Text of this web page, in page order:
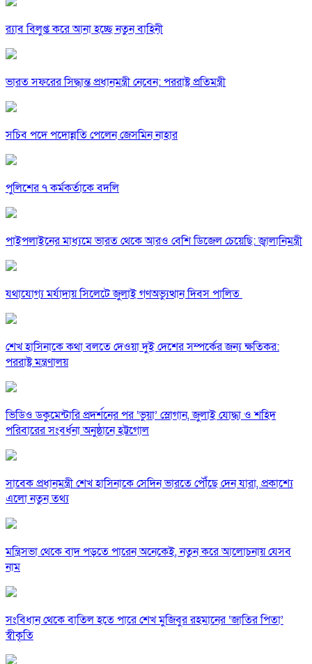
র‍্যাব বিলুপ্ত করে আনা হচ্ছে নতুন বাহিনী
ভারত সফরের সিদ্ধান্ত প্রধানমন্ত্রী নেবেন: পররাষ্ট্র প্রতিমন্ত্রী
সচিব পদে পদোন্নতি পেলেন জেসমিন নাহার
পুলিশের ৭ কর্মকর্তাকে বদলি
পাইপলাইনের মাধ্যমে ভারত থেকে আরও বেশি ডিজেল চেয়েছি: জ্বালানিমন্ত্রী
যথাযোগ্য মর্যাদায় সিলেটে জুলাই গণঅভ্যুত্থান দিবস পালিত
শেখ হাসিনাকে কথা বলতে দেওয়া দুই দেশের সম্পর্কের জন্য ক্ষতিকর:
পররাষ্ট্র মন্ত্রণালয়
ভিডিও ডকুমেন্টারি প্রদর্শনের পর ‘ভুয়া’ স্লোগান, জুলাই যোদ্ধা ও শহিদ
পরিবারের সংবর্ধনা অনুষ্ঠানে হট্টগোল
সাবেক প্রধানমন্ত্রী শেখ হাসিনাকে সেদিন ভারতে পৌঁছে দেন যারা, প্রকাশ্যে
এলো নতুন তথ্য
মন্ত্রিসভা থেকে বাদ পড়তে পারেন অনেকেই, নতুন করে আলোচনায় যেসব
নাম
সংবিধান থেকে বাতিল হতে পারে শেখ মুজিবুর রহমানের ‘জাতির পিতা’
স্বীকৃতি